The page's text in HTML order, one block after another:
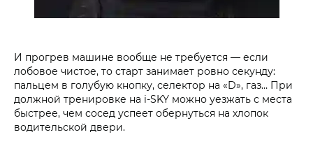
И прогрев машине вообще не требуется — если
лобовое чистое, то старт занимает ровно секунду:
пальцем в голубую кнопку, селектор на «D», газ… При
должной тренировке на i‑SKY можно уезжать с места
быстрее, чем сосед успеет обернуться на хлопок
водительской двери.